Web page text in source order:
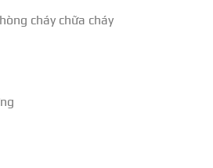
cháy chữa cháy